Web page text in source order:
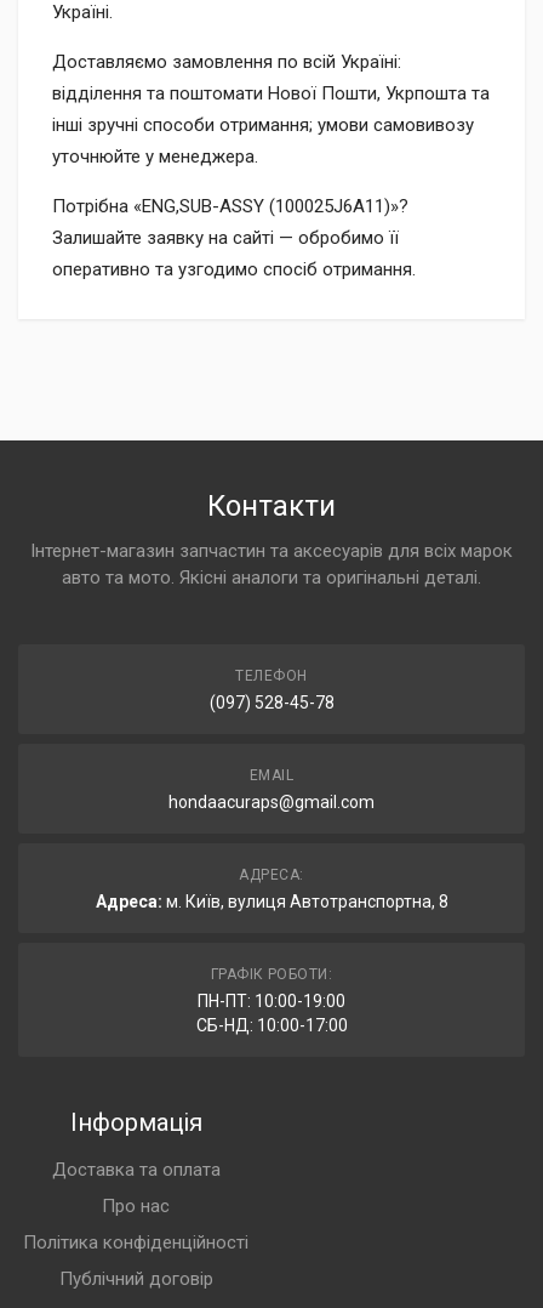
Україні.
Доставляємо замовлення по всій Україні:
відділення та поштомати Нової Пошти, Укрпошта та
інші зручні способи отримання; умови самовивозу
уточнюйте у менеджера.
Потрібна «ENG,SUB-ASSY (100025J6A11)»?
Залишайте заявку на сайті — обробимо її
оперативно та узгодимо спосіб отримання.
Контакти
Інтернет-магазин запчастин та аксесуарів для всіх марок
авто та мото. Якісні аналоги та оригінальні деталі.
ТЕЛЕФОН
(097) 528-45-78
EMAIL
hondaacuraps@gmail.com
АДРЕСА:
Адреса: м. Київ, вулиця Автотранспортна, 8
ГРАФІК РОБОТИ:
ПН-ПТ: 10:00-19:00
СБ-НД: 10:00-17:00
Інформація
Доставка та оплата
Про нас
Політика конфіденційності
Публічний договір